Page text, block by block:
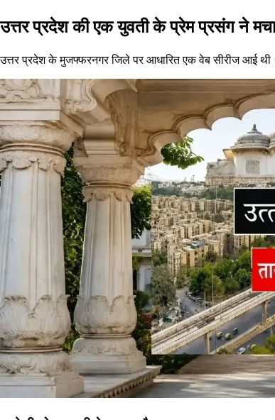
उत्तर प्रदेश की एक युवती के प्रेम प्रसंग ने मचा
उत्तर प्रदेश के मुजफ्फरनगर जिले पर आधारित एक वेब सीरीज आई